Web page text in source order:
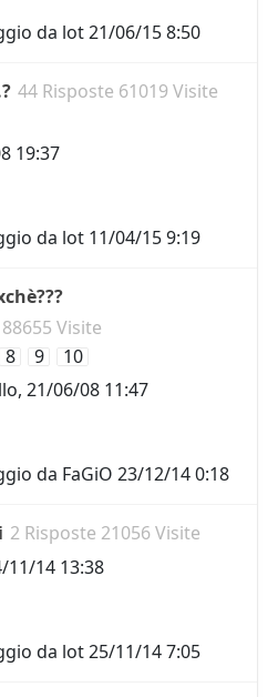
da lot21/06/15 8:50
44 Risposte 61019 Visite
19:37
da lot 11/04/15 9:19
Visite
8 9
10
, 21/06/08 11:47
da FaGiO 23/12/14 0:18
2 Risposte 21056 Visite
11/14 13:38
da lot25/11/14 7:05